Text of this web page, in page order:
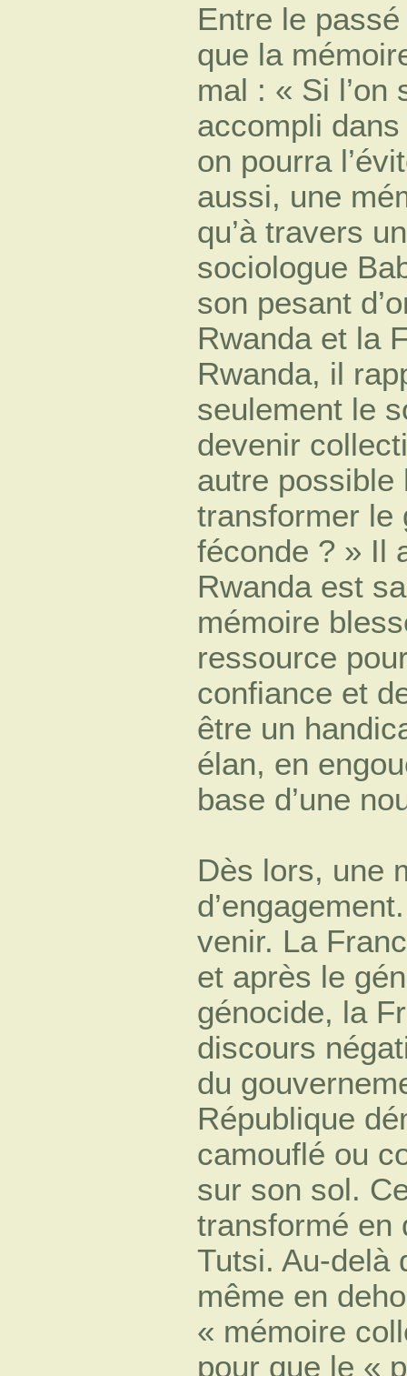
Entre le
que la
mal : « Si l’on
accompli
on pourra
aussi, une
qu’à travers
sociologue
son pesant
Rwanda et la
Rwanda, il
seulement le
devenir
autre possible
transformer le
féconde ? » Il
Rwanda est
mémoire
ressource
confiance et
être un
élan, en
base d’une
Dès lors, une
venir. La
et après le
génocide, la
discours
du
République
camouflé ou
sur son sol.
transformé en
Tutsi. Au-delà
même en
« mémoire
pour que le «